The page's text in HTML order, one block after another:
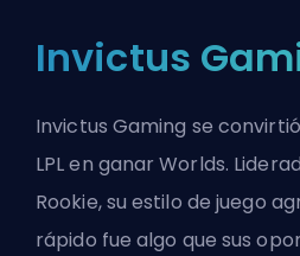
Invictus
Invictus Gaming se
LPL en ganar Worlds.
Rookie, su estilo de juego
rápido fue algo que sus